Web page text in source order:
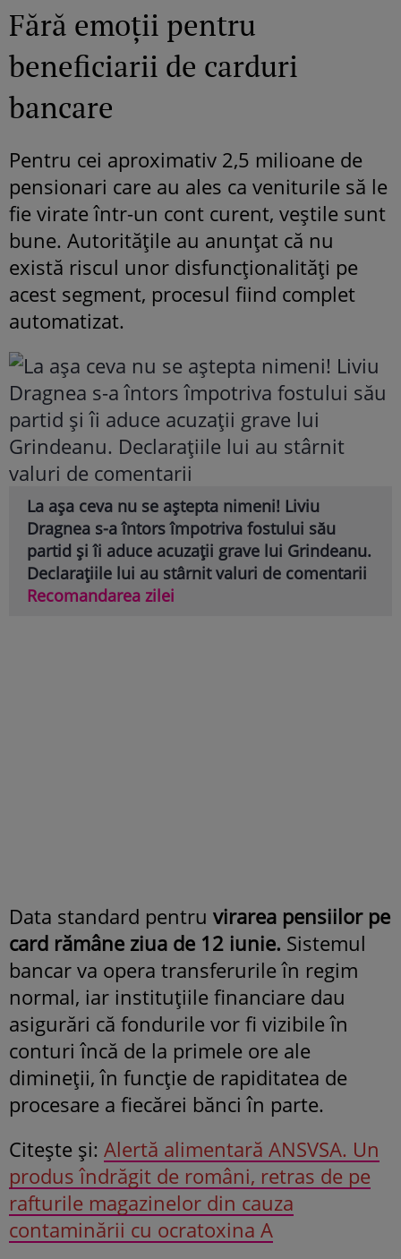
Fără emoții pentru
beneficiarii de carduri
bancare
Pentru cei aproximativ 2,5 milioane de
pensionari care au ales ca veniturile să le
fie virate într-un cont curent, veștile sunt
bune. Autoritățile au anunțat că nu
există riscul unor disfuncționalități pe
acest segment, procesul fiind complet
automatizat.
La așa ceva nu se aștepta nimeni! Liviu
Dragnea s-a întors împotriva fostului său
partid și îi aduce acuzații grave lui Grindeanu.
Declarațiile lui au stârnit valuri de comentarii
Recomandarea zilei
Data standard pentru virarea pensiilor pe
card rămâne ziua de 12 iunie. Sistemul
bancar va opera transferurile în regim
normal, iar instituțiile financiare dau
asigurări că fondurile vor fi vizibile în
conturi încă de la primele ore ale
dimineții, în funcție de rapiditatea de
procesare a fiecărei bănci în parte.
Citeşte şi: Alertă alimentară ANSVSA. Un
produs îndrăgit de români, retras de pe
rafturile magazinelor din cauza
contaminării cu ocratoxina A